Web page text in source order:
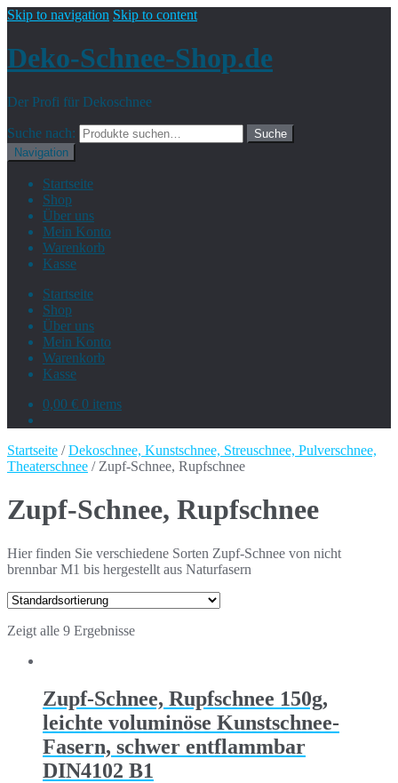
Skip to navigation Skip to content
Deko-Schnee-Shop.de
Der Profi für Dekoschnee
Suche nach:
Suche
Navigation
Startseite
Shop
Über uns
Mein Konto
Warenkorb
Kasse
Startseite
Shop
Über uns
Mein Konto
Warenkorb
Kasse
0,00 € 0 items
Startseite /Dekoschnee, Kunstschnee, Streuschnee, Pulverschnee,
Theaterschnee / Zupf-Schnee, Rupfschnee
Zupf-Schnee, Rupfschnee
Hier finden Sie verschiedene Sorten Zupf-Schnee von nicht
brennbar M1 bis hergestellt aus Naturfasern
Zeigt alle 9 Ergebnisse
Zupf-Schnee, Rupfschnee 150g,
leichte voluminöse Kunstschnee-
Fasern, schwer entflammbar
DIN4102 B1